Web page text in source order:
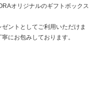
オリジナルのギフトボックス
ントとしてご利用いただけま
にお包みしております。